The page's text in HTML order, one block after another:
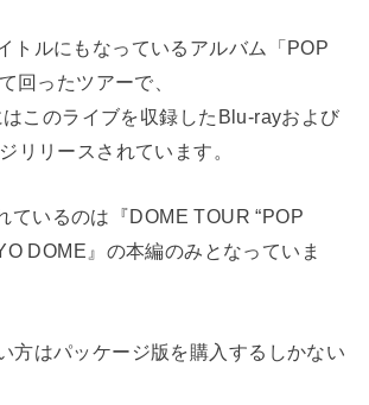
トルにもなっているアルバム「POP
回ったツアーで、
このライブを収録したBlu-rayおよび
リリースされています。
ているのは『DOME TOUR “POP
DOME』の本編のみとなっていま
方はパッケージ版を購入するしかない